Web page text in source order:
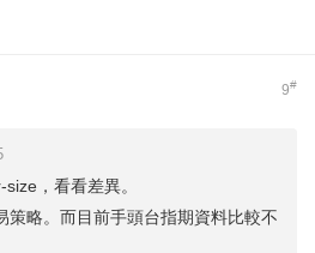
9#
，看看差異。
策略。而目前手頭台指期資料比較不